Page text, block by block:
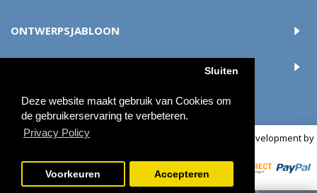
Deze website maakt gebruik van Cookies om
de gebruikerservaring te verbeteren.
Privacy Policy
Sluiten
Voorkeuren Accepteren
ONTWERPSJABLOON
© 2018 buttonsmaken.nl - Alle rechten voorbehouden | Development by